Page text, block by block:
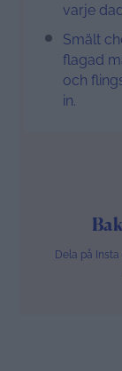
varje
Smält
flagad
och
in.
Dela på